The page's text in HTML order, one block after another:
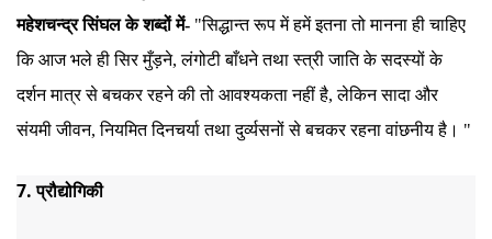
महेशचन्द्र सिंघल के शब्दों में- "सिद्धान्त रूप में हमें इतना तो मानना ही चाहिए
कि आज भले ही सिर मुँड़ने, लंगोटी बाँधने तथा स्त्री जाति के सदस्यों के
दर्शन मात्र से बचकर रहने की तो आवश्यकता नहीं है, लेकिन सादा और
संयमी जीवन, नियमित दिनचर्या तथा दुर्व्यसनों से बचकर रहना वांछनीय है। "
7. प्रौद्योगिकी